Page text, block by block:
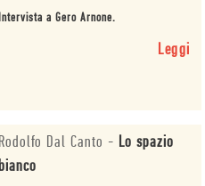
a Gero Arnone.
Leggi
Dal Canto - Lo spazio